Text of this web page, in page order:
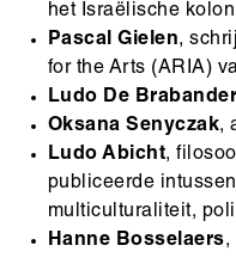
het Israëlische
Pascal Gielen,
for the Arts (ARIA)
Ludo De Brabander
Oksana Senyczak,
Ludo Abicht,
publiceerde
multiculturaliteit,
Hanne Bosselaers,